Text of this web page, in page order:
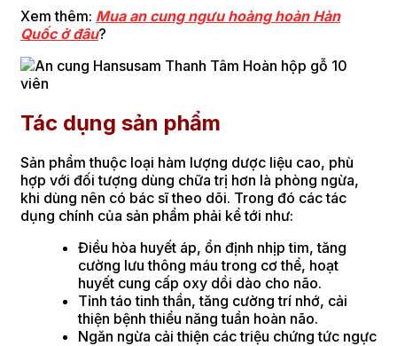
Xem thêm: Mua an cung ngưu hoàng hoàn Hàn
Quốc ở đâu?
Tác dụng sản phẩm
Sản phẩm thuộc loại hàm lượng dược liệu cao, phù
hợp với đối tượng dùng chữa trị hơn là phòng ngừa,
khi dùng nên có bác sĩ theo dõi. Trong đó các tác
dụng chính của sản phẩm phải kể tới như:
Điều hòa huyết áp, ổn định nhịp tim, tăng
cường lưu thông máu trong cơ thể, hoạt
huyết cung cấp oxy dồi dào cho não.
Tỉnh táo tinh thần, tăng cường trí nhớ, cải
thiện bệnh thiểu năng tuần hoàn não.
Ngăn ngừa cải thiện các triệu chứng tức ngực